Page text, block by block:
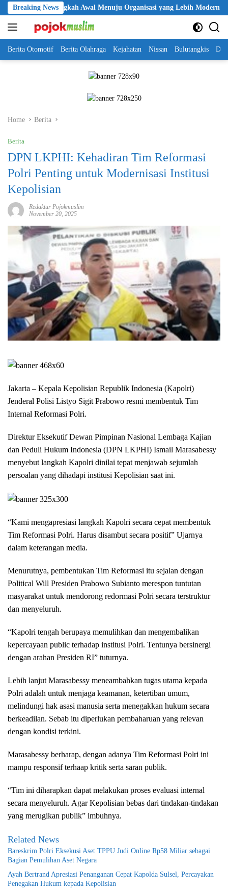
Skip
to
content
Breaking News
Jadi Langkah Awal Menuju Organisasi yang Lebih Modern
Berita Otomotif Berita Olahraga Kejahatan Nissan Bulutangkis
Home Berita
Berita
DPN LKPHI: Kehadiran Tim Reformasi
Polri Penting untuk Modernisasi Institusi
Kepolisian
Redaktur Pojokmuslim
November 20, 2025
Jakarta – Kepala Kepolisian Republik Indonesia (Kapolri)
Jenderal Polisi Listyo Sigit Prabowo resmi membentuk Tim
Internal Reformasi Polri.
Direktur Eksekutif Dewan Pimpinan Nasional Lembaga Kajian
dan Peduli Hukum Indonesia (DPN LKPHI) Ismail Marasabessy
menyebut langkah Kapolri dinilai tepat menjawab sejumlah
persoalan yang dihadapi institusi Kepolisian saat ini.
“Kami mengapresiasi langkah Kapolri secara cepat membentuk
Tim Reformasi Polri. Harus disambut secara positif” Ujarnya
dalam keterangan media.
Menurutnya, pembentukan Tim Reformasi itu sejalan dengan
Political Will Presiden Prabowo Subianto merespon tuntutan
masyarakat untuk mendorong redormasi Polri secara terstruktur
dan menyeluruh.
“Kapolri tengah berupaya memulihkan dan mengembalikan
kepercayaan public terhadap institusi Polri. Tentunya bersinergi
dengan arahan Presiden RI” tuturnya.
Lebih lanjut Marasabessy meneambahkan tugas utama kepada
Polri adalah untuk menjaga keamanan, ketertiban umum,
melindungi hak asasi manusia serta menegakkan hukum secara
berkeadilan. Sebab itu diperlukan pembaharuan yang relevan
dengan kondisi terkini.
Marasabessy berharap, dengan adanya Tim Reformasi Polri ini
mampu responsif terhaap kritik serta saran publik.
“Tim ini diharapkan dapat melakukan proses evaluasi internal
secara menyeluruh. Agar Kepolisian bebas dari tindakan-tindakan
yang merugikan publik” imbuhnya.
Related News
Bareskrim Polri Eksekusi Aset TPPU Judi Online Rp58 Miliar sebagai
Bagian Pemulihan Aset Negara
Ayah Bertrand Apresiasi Penanganan Cepat Kapolda Sulsel, Percayakan
Penegakan Hukum kepada Kepolisian